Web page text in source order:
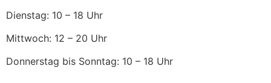
Dienstag: 10 – 18 Uhr
Mittwoch: 12 – 20 Uhr
Donnerstag bis Sonntag: 10 – 18 Uhr